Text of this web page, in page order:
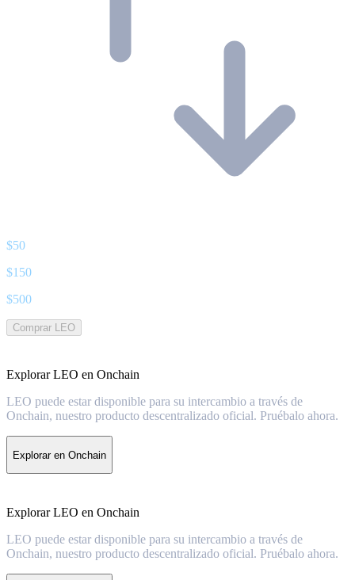
$50
$150
$500
Comprar LEO
Explorar LEO en Onchain
LEO puede estar disponible para su intercambio a través de
Onchain, nuestro producto descentralizado oficial. Pruébalo ahora.
Explorar en Onchain
Explorar LEO en Onchain
LEO puede estar disponible para su intercambio a través de
Onchain, nuestro producto descentralizado oficial. Pruébalo ahora.